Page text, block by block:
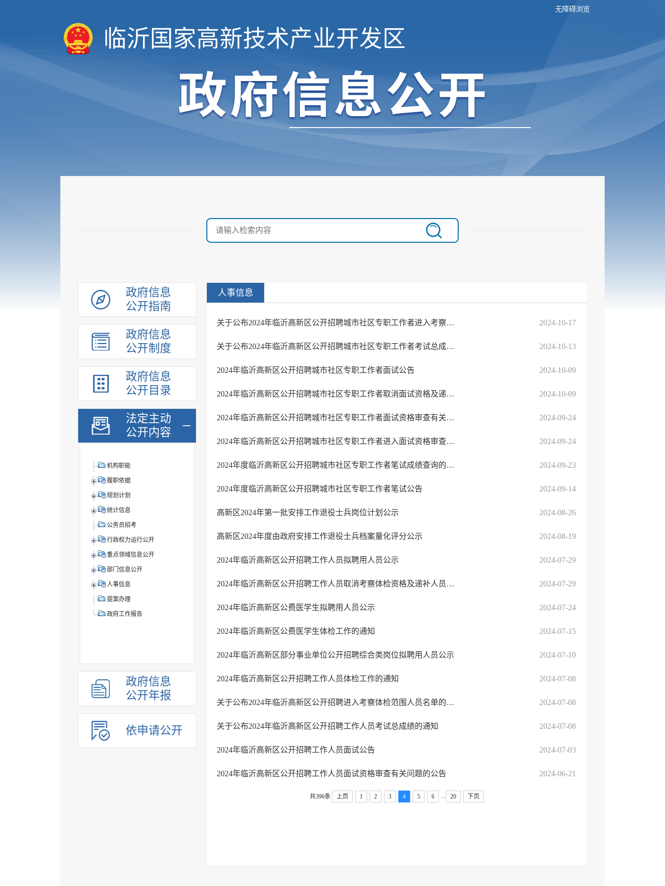
无障碍浏览
临沂国家高新技术产业开发区
政府信息
公开指南
政府信息
公开制度
政府信息
公开目录
法定主动
公开内容
机构职能
履职依据
规划计划
统计信息
公务员招考
行政权力运行公开
重点领域信息公开
部门信息公开
人事信息
提案办理
政府工作报告
政府信息
公开年报
依申请公开
人事信息
关于公布2024年临沂高新区公开招聘城市社区专职工作者进入考察体检人选范围人员名 ... 2024-10-17
关于公布2024年临沂高新区公开招聘城市社区专职工作者考试总成绩的通知 2024-10-13
2024年临沂高新区公开招聘城市社区专职工作者面试公告 2024-10-09
2024年临沂高新区公开招聘城市社区专职工作者取消面试资格及递补人员公告 2024-10-09
2024年临沂高新区公开招聘城市社区专职工作者面试资格审查有关问题的公告 2024-09-24
2024年临沂高新区公开招聘城市社区专职工作者进入面试资格审查人员名单的公告 2024-09-24
2024年度临沂高新区公开招聘城市社区专职工作者笔试成绩查询的公告 2024-09-23
2024年度临沂高新区公开招聘城市社区专职工作者笔试公告 2024-09-14
高新区2024年第一批安排工作退役士兵岗位计划公示 2024-08-26
高新区2024年度由政府安排工作退役士兵档案量化评分公示 2024-08-19
2024年临沂高新区公开招聘工作人员拟聘用人员公示 2024-07-29
2024年临沂高新区公开招聘工作人员取消考察体检资格及递补人员公告 2024-07-29
2024年临沂高新区公费医学生拟聘用人员公示 2024-07-24
2024年临沂高新区公费医学生体检工作的通知 2024-07-15
2024年临沂高新区部分事业单位公开招聘综合类岗位拟聘用人员公示 2024-07-10
2024年临沂高新区公开招聘工作人员体检工作的通知 2024-07-08
关于公布2024年临沂高新区公开招聘进入考察体检范围人员名单的通知 2024-07-08
关于公布2024年临沂高新区公开招聘工作人员考试总成绩的通知 2024-07-08
2024年临沂高新区公开招聘工作人员面试公告 2024-07-03
2024年临沂高新区公开招聘工作人员面试资格审查有关问题的公告 2024-06-21
共396条 上页 1 2 3 4 5 6 20 下页